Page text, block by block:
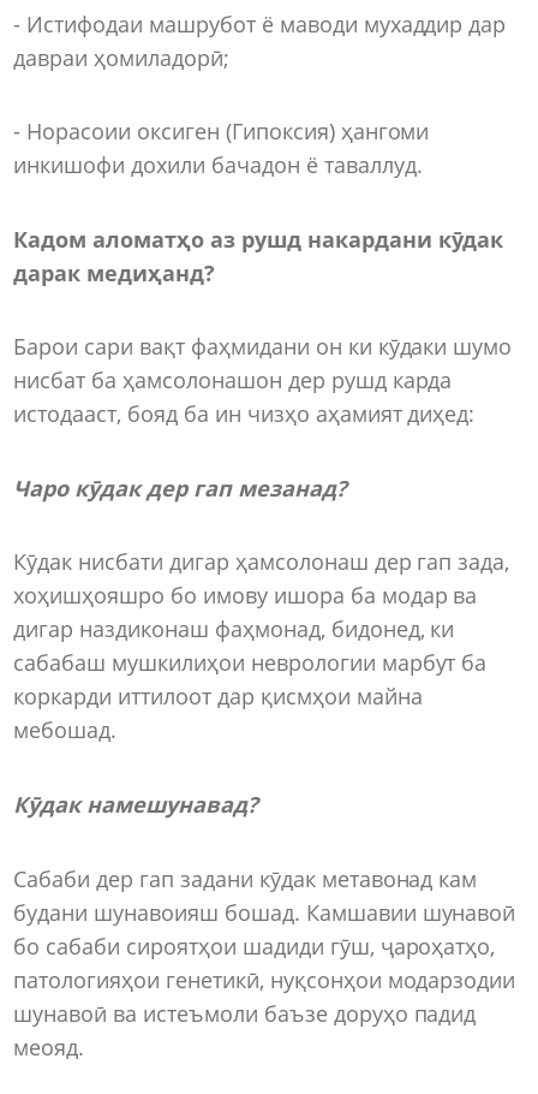
- Истифодаи машрубот ё маводи мухаддир дар
давраи ҳомиладорӣ;
- Норасоии оксиген (Гипоксия) ҳангоми
инкишофи дохили бачадон ё таваллуд.
Кадом аломатҳо аз рушд накардани кӯдак
дарак медиҳанд?
Барои сари вақт фаҳмидани он ки кӯдаки шумо
нисбат ба ҳамсолонашон дер рушд карда
истодааст, бояд ба ин чизҳо аҳамият диҳед:
Чаро кӯдак дер гап мезанад?
Кӯдак нисбати дигар ҳамсолонаш дер гап зада,
хоҳишҳояшро бо имову ишора ба модар ва
дигар наздиконаш фаҳмонад, бидонед, ки
сабабаш мушкилиҳои неврологии марбут ба
коркарди иттилоот дар қисмҳои майна
мебошад.
Кӯдак намешунавад?
Сабаби дер гап задани кӯдак метавонад кам
будани шунавоияш бошад. Камшавии шунавоӣ
бо сабаби сироятҳои шадиди гӯш, ҷароҳатҳо,
патологияҳои генетикӣ, нуқсонҳои модарзодии
шунавоӣ ва истеъмоли баъзе доруҳо падид
меояд.